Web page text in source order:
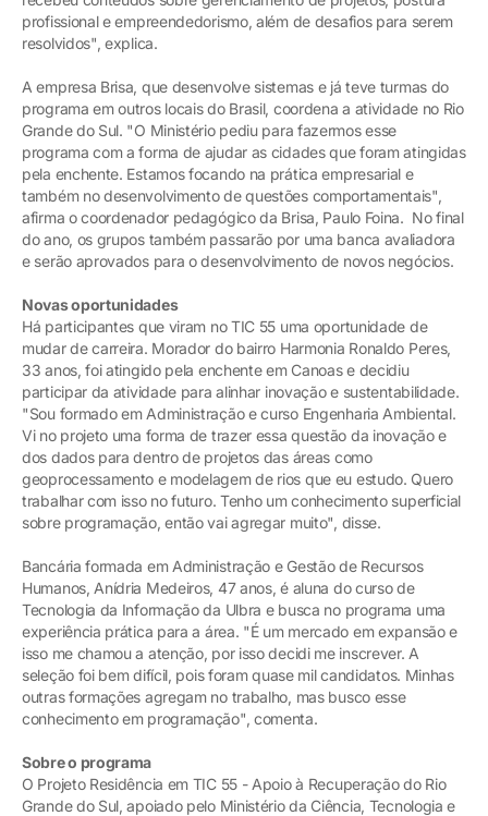
profissional e empreendedorismo, além de desafios para serem
resolvidos", explica.
A empresa Brisa, que desenvolve sistemas e já teve turmas do
programa em outros locais do Brasil, coordena a atividade no Rio
Grande do Sul. "O Ministério pediu para fazermos esse
programa com a forma de ajudar as cidades que foram atingidas
pela enchente. Estamos focando na prática empresarial e
também no desenvolvimento de questões comportamentais",
afirma o coordenador pedagógico da Brisa, Paulo Foina. No final
do ano, os grupos também passarão por uma banca avaliadora
e serão aprovados para o desenvolvimento de novos negócios.
Novas oportunidades
Há participantes que viram no TIC 55 uma oportunidade de
mudar de carreira. Morador do bairro Harmonia Ronaldo Peres,
33 anos, foi atingido pela enchente em Canoas e decidiu
participar da atividade para alinhar inovação e sustentabilidade.
"Sou formado em Administração e curso Engenharia Ambiental.
Vi no projeto uma forma de trazer essa questão da inovação e
dos dados para dentro de projetos das áreas como
geoprocessamento e modelagem de rios que eu estudo. Quero
trabalhar com isso no futuro. Tenho um conhecimento superficial
sobre programação, então vai agregar muito", disse.
Bancária formada em Administração e Gestão de Recursos
Humanos, Anídria Medeiros, 47 anos, é aluna do curso de
Tecnologia da Informação da Ulbra e busca no programa uma
experiência prática para a área. "É um mercado em expansão e
isso me chamou a atenção, por isso decidi me inscrever. A
seleção foi bem difícil, pois foram quase mil candidatos. Minhas
outras formações agregam no trabalho, mas busco esse
conhecimento em programação", comenta.
Sobre o programa
O Projeto Residência em TIC 55 - Apoio à Recuperação do Rio
Grande do Sul, apoiado pelo Ministério da Ciência, Tecnologia e